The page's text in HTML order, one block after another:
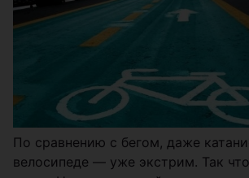
По сравнению с бегом, даже
велосипеде — уже экстрим. Так